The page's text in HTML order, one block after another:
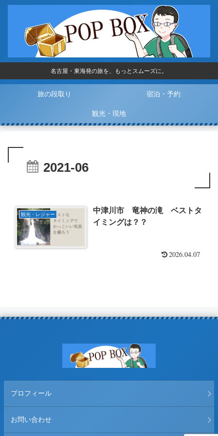
名古屋・東海発の旅を、もっとスムーズに。
旅の段取り 宿泊・予約
観光・現地
2021-06
観光・レジャー
中津川市 竜神の滝 ベストタ
イミングは？？
2026.04.07
プロフィール
お問い合わせ